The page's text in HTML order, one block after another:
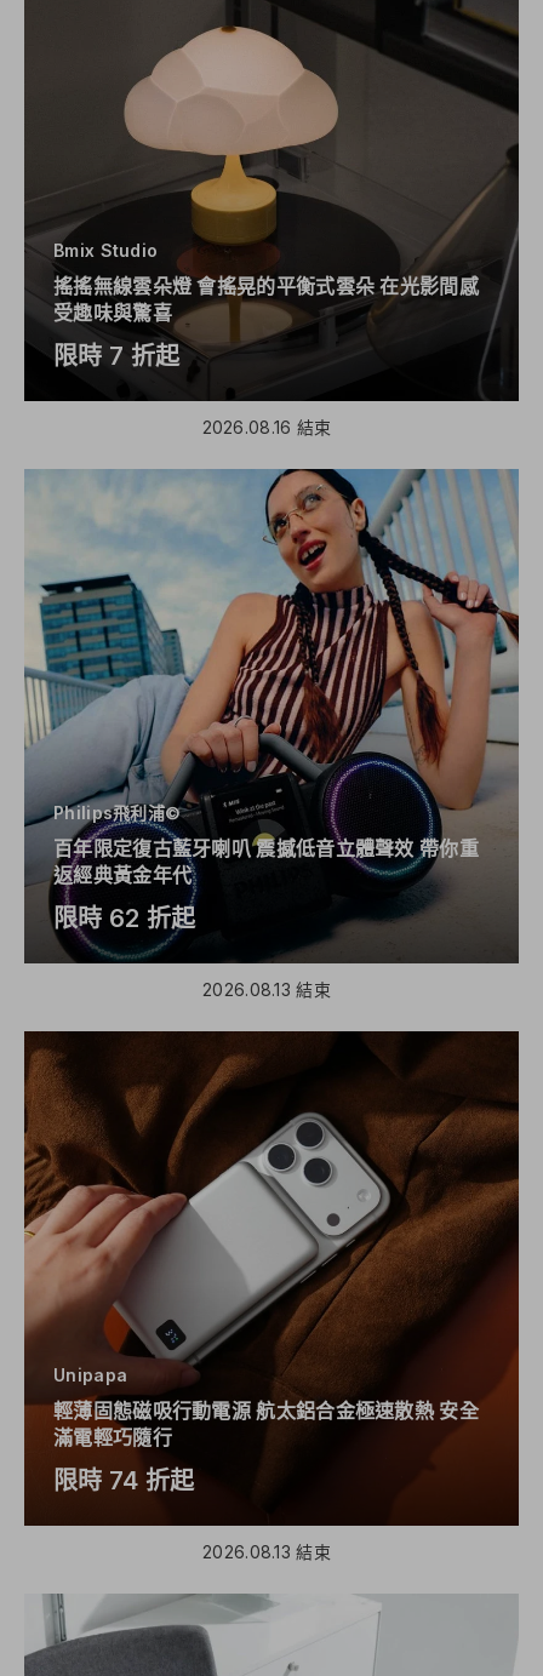
Bmix Studio
搖搖無線雲朵燈 會搖晃的平衡式雲朵 在光影間感
受趣味與驚喜
限時 7 折起
2026.08.16 結束
Philips飛利浦©
百年限定復古藍牙喇叭 震撼低音立體聲效 帶你重
返經典黃金年代
限時 62 折起
2026.08.13 結束
Unipapa
輕薄固態磁吸行動電源 航太鋁合金極速散熱 安全
滿電輕巧隨行
限時 74 折起
2026.08.13 結束